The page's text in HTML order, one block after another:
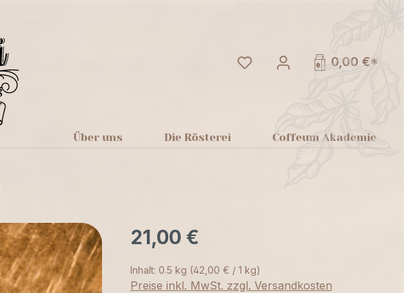
Du hast 0 Produkte auf
0,00 €*
Über uns Die Rösterei Coffeum Akademie
21,00 €
Inhalt: 0.5 kg (42,00 € / 1 kg)
Preise inkl. MwSt. zzgl. Versandkosten